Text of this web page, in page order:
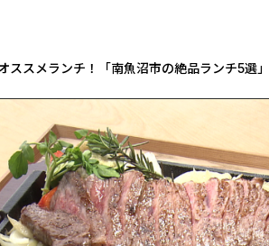
スメランチ！「南魚沼市の絶品ランチ5選」